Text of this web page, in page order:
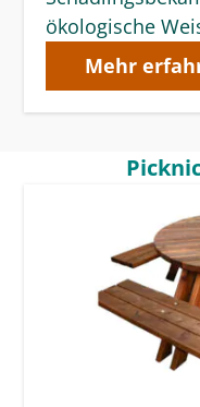
ökologische
Mehr